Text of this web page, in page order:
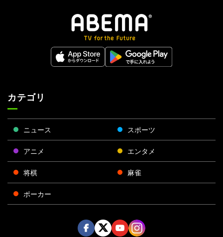
カテゴリ
ニュース スポーツ
アニメ エンタメ
将棋 麻雀
ポーカー